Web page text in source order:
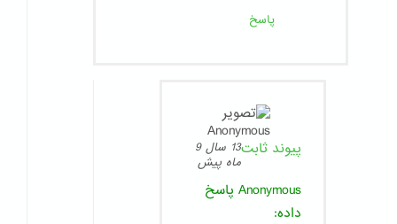
پاسخ
پیوند ثابت
13 سال 9
ماه پیش
Anonymous پاسخ
داده: